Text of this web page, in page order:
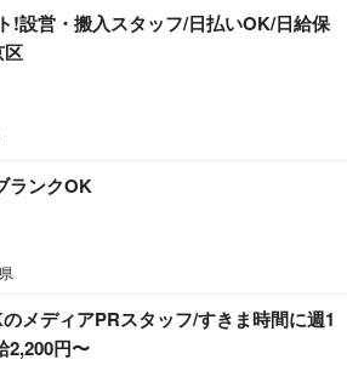
!設営・搬入スタッフ/日払いOK/日給保
区
ランクOK
メディアPRスタッフ/すきま時間に週1
2,200円〜